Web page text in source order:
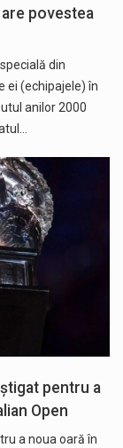
povestea
din
ei (echipajele) în
anilor 2000
pentru a
Open
a noua oară în